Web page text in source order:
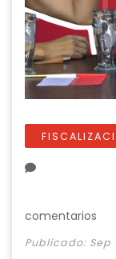
comentarios
Publicado: Sep